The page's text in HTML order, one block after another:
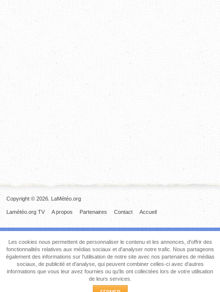
Copyright © 2026. LaMétéo.org
Accueil
Contact
Partenaires
A propos
Lamétéo.org TV
Les cookies nous permettent de personnaliser le contenu et les annonces, d'offrir des
fonctionnalités relatives aux médias sociaux et d'analyser notre trafic. Nous partageons
également des informations sur l'utilisation de notre site avec nos partenaires de médias
sociaux, de publicité et d'analyse, qui peuvent combiner celles-ci avec d'autres
informations que vous leur avez fournies ou qu'ils ont collectées lors de votre utilisation
de leurs services.